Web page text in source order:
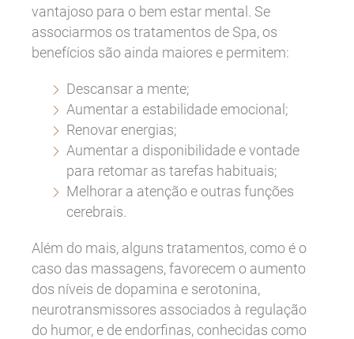
vantajoso para o bem estar mental. Se
associarmos os tratamentos de Spa, os
benefícios são ainda maiores e permitem:
Descansar a mente;
Aumentar a estabilidade emocional;
Renovar energias;
Aumentar a disponibilidade e vontade
para retomar as tarefas habituais;
Melhorar a atenção e outras funções
cerebrais.
Além do mais, alguns tratamentos, como é o
caso das massagens, favorecem o aumento
dos níveis de dopamina e serotonina,
neurotransmissores associados à regulação
do humor, e de endorfinas, conhecidas como